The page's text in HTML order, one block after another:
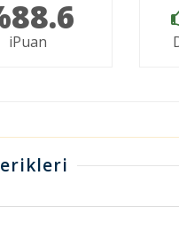
iPuan